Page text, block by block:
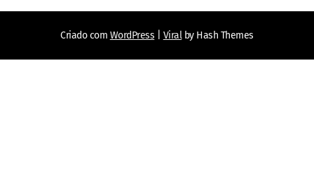
Criado com WordPress Viralby Hash Themes